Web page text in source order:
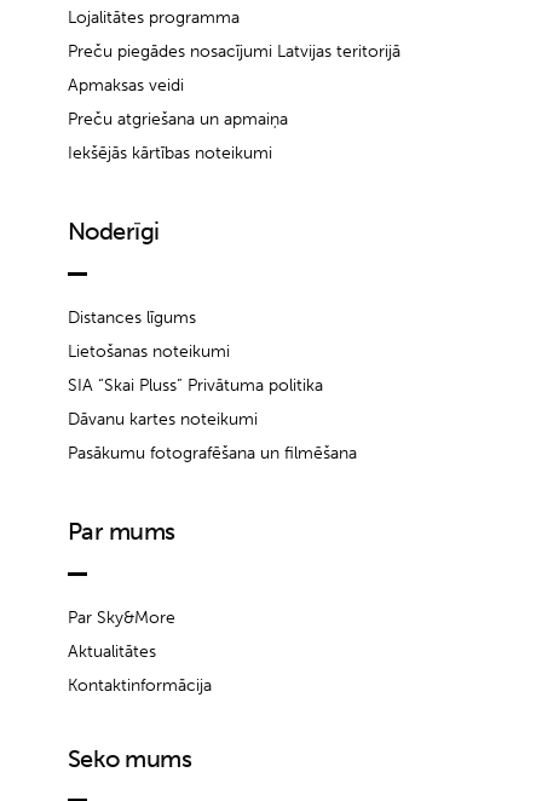
Lojalitātes programma
Preču piegādes nosacījumi Latvijas teritorijā
Apmaksas veidi
Preču atgriešana un apmaiņa
Iekšējās kārtības noteikumi
Noderīgi
Distances līgums
Lietošanas noteikumi
SIA “Skai Pluss” Privātuma politika
Dāvanu kartes noteikumi
Pasākumu fotografēšana un filmēšana
Par mums
Par Sky&More
Aktualitātes
Kontaktinformācija
Seko mums